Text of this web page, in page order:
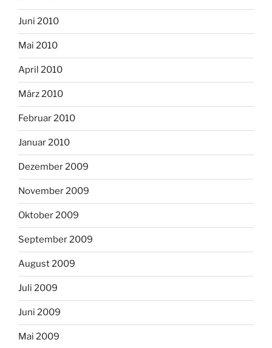
Juni 2010
Mai 2010
April 2010
März 2010
Februar 2010
Januar 2010
Dezember 2009
November 2009
Oktober 2009
September 2009
August 2009
Juli 2009
Juni 2009
Mai 2009